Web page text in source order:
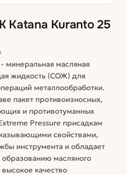
Kuranto 25
минеральная масляная
жидкость (СОЖ) для
металлообработки.
пакет противоизносных,
и противотуманных
Pressure присадкам
свойствами,
инструмента и обладает
масляного
качество